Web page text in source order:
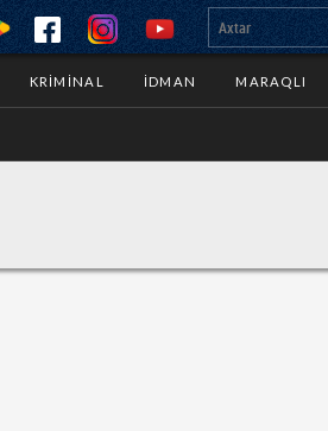
KRIMINAL İDMAN MARAQLI